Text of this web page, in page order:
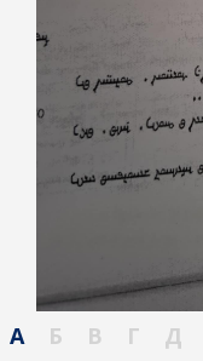
А Б В Г Д